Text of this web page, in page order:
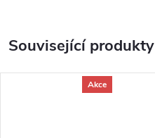
Související produkty
Akce